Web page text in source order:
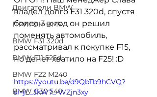
Двигатели BMW
ПРИГОН BMW
BMW F31 320d
BMW F11 525d
BMW F22 M240
BMW G30 540
владел долго F31 320d, спустя
более 3-х год он решил
поменять автомобиль,
рассматривал к покупке F15,
но денег хватило на F25! :D
https://youtu.be/d9QbTb9hCVQ?
si=jL_JkW7_-WZjn3xy